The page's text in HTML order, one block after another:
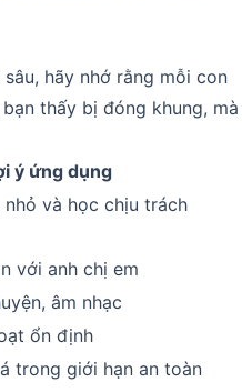
hãy nhớ rằng mỗi con
thấy bị đóng khung, mà
ý ứng dụng
và học chịu trách
với anh chị em
âm nhạc
ổn định
trong giới hạn an toàn